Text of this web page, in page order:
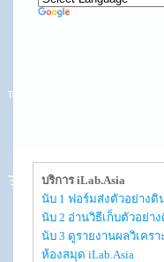
บริการ iLab.Asia
นับ 1 ฟอร์มส่งตัวอย่างดิ
นับ 2 อ่านวิธีเก็บตัวอย่า
นับ 3 ดูรายงานผลวิเครา
ห้องสมุด iLab.Asia